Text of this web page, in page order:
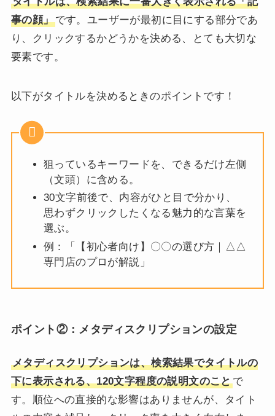
事の顔」です。ユーザーが最初に目にする部分であ
り、クリックするかどうかを決める、とても大切な
要素です。
以下がタイトルを決めるときのポイントです！
狙っているキーワードを、できるだけ左側
（文頭）に含める。
30文字前後で、内容がひと目で分かり、
思わずクリックしたくなる魅力的な言葉を
選ぶ。
例：「【初心者向け】〇〇の選び方｜△△
専門店のプロが解説」
ポイント②： メタディスクリプションの設定
メタディスクリプションは、検索結果でタイトルの
下に表示される、120文字程度の説明文のことで
す。順位への直接的な影響はありませんが、タイト